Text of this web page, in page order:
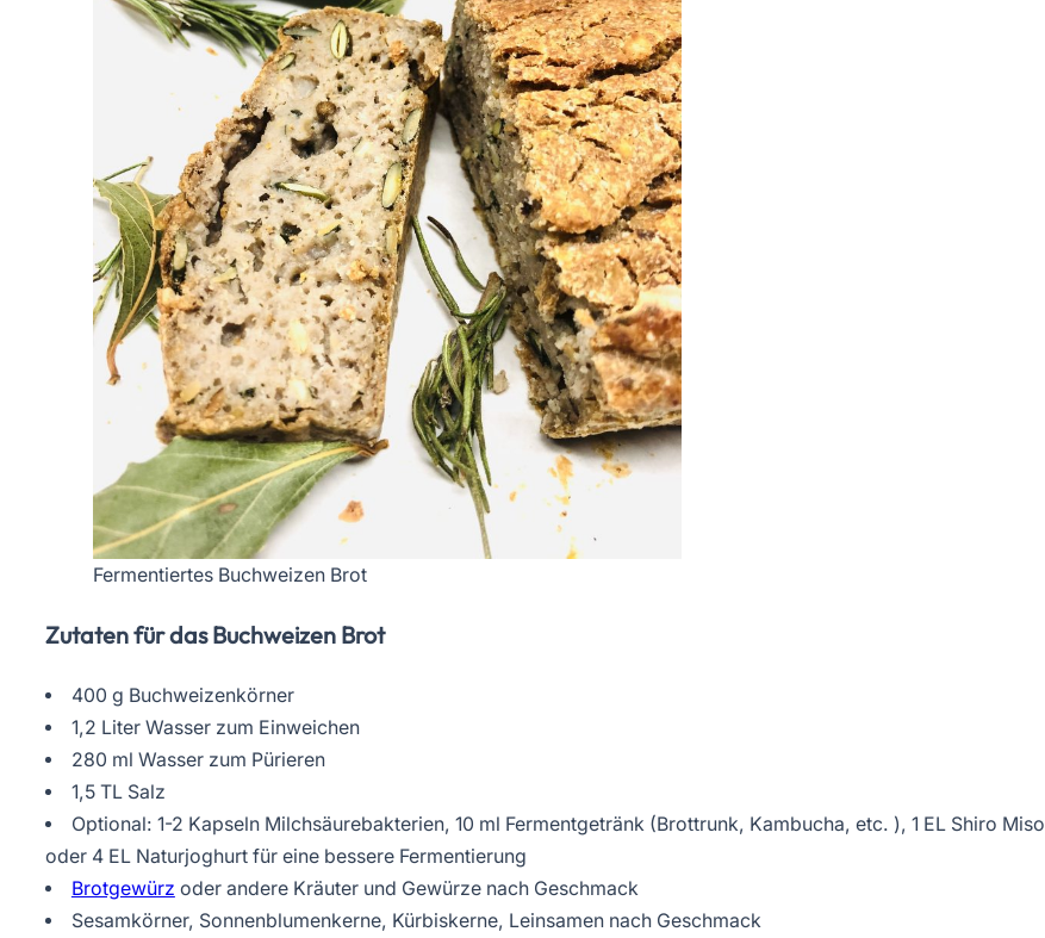
Fermentiertes Buchweizen Brot
Zutaten für das Buchweizen Brot
400 g Buchweizenkörner
1,2 Liter Wasser zum Einweichen
280 ml Wasser zum Pürieren
1,5 TL Salz
Optional: 1-2 Kapseln Milchsäurebakterien, 10 ml Fermentgetränk (Brottrunk, Kambucha, etc. ), 1 EL Shiro Miso
oder 4 EL Naturjoghurt für eine bessere Fermentierung
Brotgewürz oder andere Kräuter und Gewürze nach Geschmack
Sesamkörner, Sonnenblumenkerne, Kürbiskerne, Leinsamen nach Geschmack